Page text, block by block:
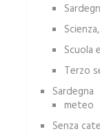
Scuola
Terzo
Sardegna
meteo
Senza